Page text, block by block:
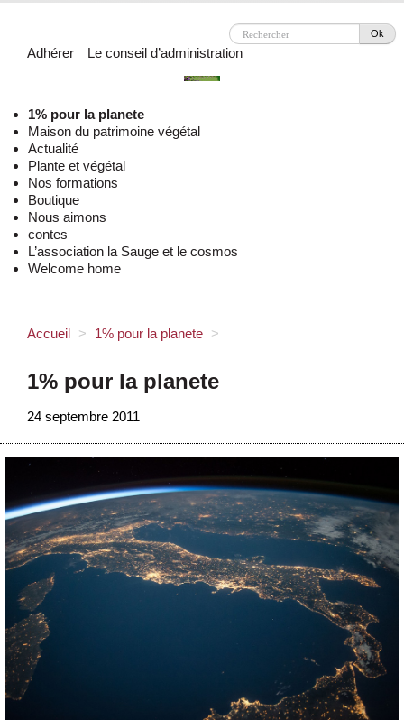
Ok
Adhérer Le conseil d’administration
1% pour la planete
Maison du patrimoine végétal
Actualité
Plante et végétal
Nos formations
Boutique
Nous aimons
contes
L’association la Sauge et le cosmos
Welcome home
Accueil > 1% pour la planete >
1% pour la planete
24 septembre 2011